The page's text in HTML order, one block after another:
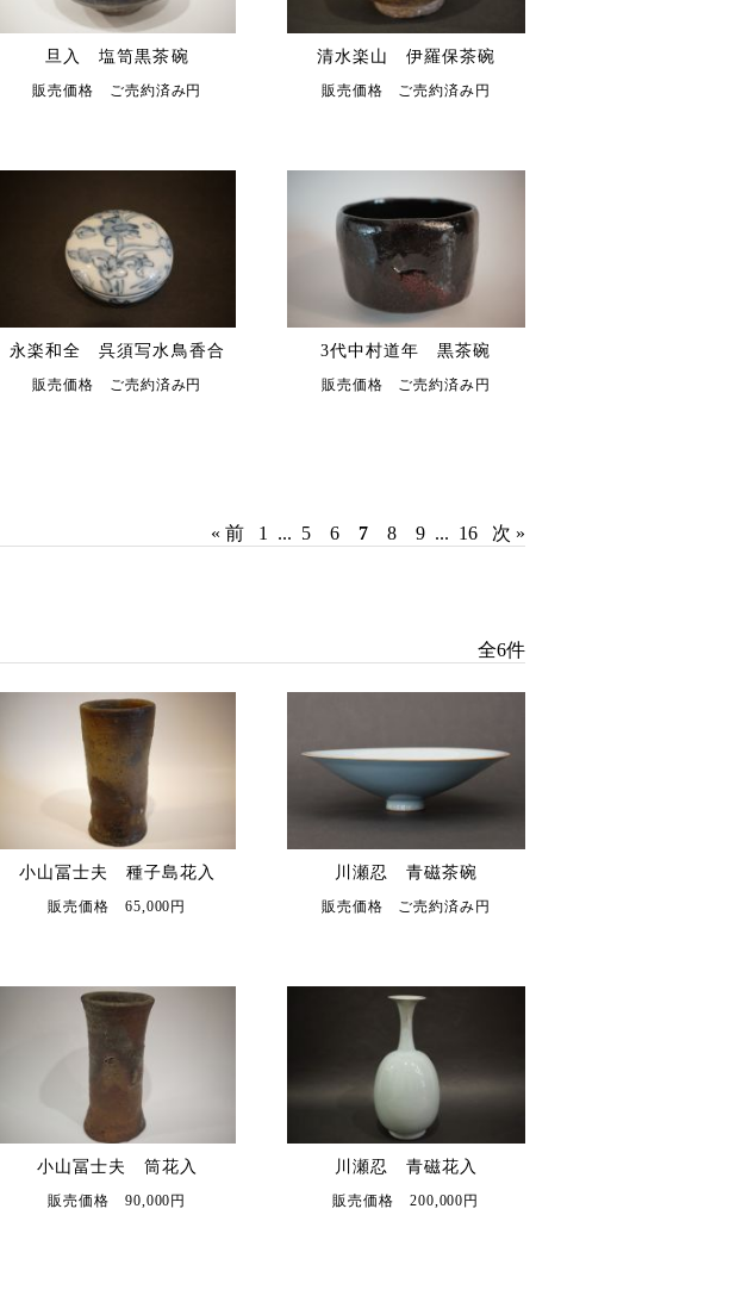
旦入 塩笥黒茶碗
販売価格 ご売約済み円
清水楽山 伊羅保茶碗
販売価格 ご売約済み円
永楽和全 呉須写水鳥香合
販売価格 ご売約済み円
3代中村道年 黒茶碗
販売価格 ご売約済み円
« 前 1 ... 5 6 7 8 9 ... 16 次 »
全6件
小山冨士夫 種子島花入
販売価格 65,000円
川瀬忍 青磁茶碗
販売価格 ご売約済み円
小山冨士夫 筒花入
販売価格 90,000円
川瀬忍 青磁花入
販売価格 200,000円